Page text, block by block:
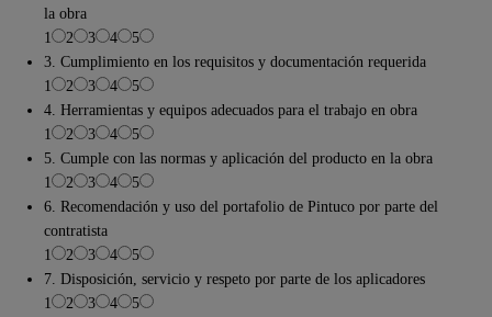
la obra
1
2 3 4
5
3. Cumplimiento en los requisitos y documentación requerida
1
2 3 4
5
4. Herramientas y equipos adecuados para el trabajo en obra
1
2 3 4
5
5. Cumple con las normas y aplicación del producto en la obra
1
2 3 4
5
6. Recomendación y uso del portafolio de Pintuco por parte del
contratista
1
2 3 4
5
7. Disposición, servicio y respeto por parte de los aplicadores
1
2 3 4
5